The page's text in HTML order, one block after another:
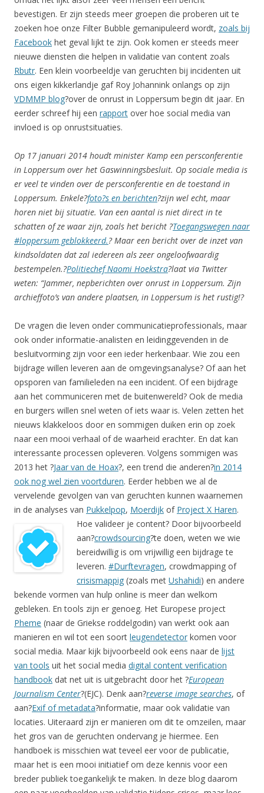
bevestigen. Er zijn steeds meer groepen die proberen uit te
zoeken hoe onze Filter Bubble gemanipuleerd wordt, zoals bij
Facebook het geval lijkt te zijn. Ook komen er steeds meer
nieuwe diensten die helpen in validatie van content zoals
Rbutr. Een klein voorbeeldje van geruchten bij incidenten uit
ons eigen kikkerlandje gaf Roy Johannink onlangs op zijn
VDMMP blog?over de onrust in Loppersum begin dit jaar. En
eerder schreef hij een rapport over hoe social media van
invloed is op onrustsituaties.
Op 17 januari 2014 houdt minister Kamp een persconferentie
in Loppersum over het Gaswinningsbesluit. Op sociale media is
er veel te vinden over de persconferentie en de toestand in
Loppersum. Enkele?foto?s en berichten?zijn wel echt, maar
horen niet bij situatie. Van een aantal is niet direct in te
schatten of ze waar zijn, zoals het bericht ?Toegangswegen naar
#loppersum geblokkeerd.? Maar een bericht over de inzet van
kindsoldaten dat zal iedereen als zeer ongeloofwaardig
bestempelen.?Politiechef Naomi Hoekstra?laat via Twitter
weten: “Jammer, nepberichten over onrust in Loppersum. Zijn
archieffoto’s van andere plaatsen, in Loppersum is het rustig!?
De vragen die leven onder communicatieprofessionals, maar
ook onder informatie-analisten en leidinggevenden in de
besluitvorming zijn voor een ieder herkenbaar. Wie zou een
bijdrage willen leveren aan de omgevingsanalyse? Of aan het
opsporen van familieleden na een incident. Of een bijdrage
aan het communiceren met de buitenwereld? Ook de media
en burgers willen snel weten of iets waar is. Velen zetten het
nieuws klakkeloos door en sommigen duiken erin op zoek
naar een mooi verhaal of de waarheid erachter. En dat kan
interessante processen opleveren. Volgens sommigen was
2013 het ?Jaar van de Hoax?, een trend die anderen?in 2014
ook nog wel zien voortduren. Eerder hebben we al de
vervelende gevolgen van van geruchten kunnen waarnemen
in de analyses van Pukkelpop, Moerdijk of Project X Haren.
Hoe valideer je content? Door bijvoorbeeld
aan?crowdsourcing?te doen, weten we wie
bereidwillig is om vrijwillig een bijdrage te
leveren. #Durftevragen, crowdmapping of
crisismappig (zoals met Ushahidi) en andere
bekende vormen van hulp online is meer dan welkom
gebleken. En tools zijn er genoeg. Het Europese project
Pheme (naar de Griekse roddelgodin) van werkt ook aan
manieren en wil tot een soort leugendetector komen voor
social media. Maar kijk bijvoorbeeld ook eens naar de lijst
van tools uit het social media digital content verification
handbook dat net uit is uitgebracht door het ?European
Journalism Center?(EJC). Denk aan?reverse image searches, of
aan?Exif of metadata?informatie, maar ook validatie van
locaties. Uiteraard zijn er manieren om dit te omzeilen, maar
het gros van de geruchten ondervang je hiermee. Een
handboek is misschien wat teveel eer voor de publicatie,
maar het is een mooi initiatief om deze kennis voor een
breder publiek toegankelijk te maken. In deze blog daarom